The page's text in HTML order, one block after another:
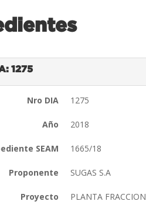
1275
Nro DIA 1275
Año 2018
SEAM 1665/18
Proponente SUGAS S.A
Proyecto PLANTA